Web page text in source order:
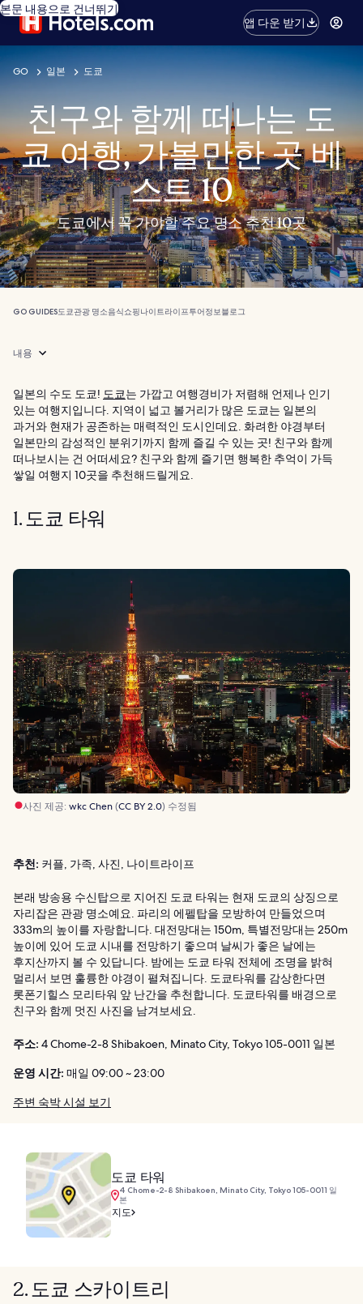
본문 내용으로 건너뛰기
앱 다운 받기
GO 일본 도쿄
친구와 함께 떠나는 도
쿄 여행, 가볼만한 곳 베
스트 10
도쿄에서 꼭 가야할 주요 명소 추천 10곳
GO GUIDES도쿄관광 명소음식쇼핑나이트라이프투어정보블로그
내용
일본의 수도 도쿄! 도쿄는 가깝고 여행경비가 저렴해 언제나 인기
있는 여행지입니다. 지역이 넓고 볼거리가 많은 도쿄는 일본의
과거와 현재가 공존하는 매력적인 도시인데요. 화려한 야경부터
일본만의 감성적인 분위기까지 함께 즐길 수 있는 곳! 친구와 함께
떠나보시는 건 어떠세요? 친구와 함께 즐기면 행복한 추억이 가득
쌓일 여행지 10곳을 추천해드릴게요.
1. 도쿄 타워
사진 제공: wkc Chen(CC BY 2.0) 수정됨
추천: 커플, 가족, 사진, 나이트라이프
본래 방송용 수신탑으로 지어진 도쿄 타워는 현재 도쿄의 상징으로
자리잡은 관광 명소예요. 파리의 에펠탑을 모방하여 만들었으며
333m의 높이를 자랑합니다. 대전망대는 150m, 특별전망대는 250m
높이에 있어 도쿄 시내를 전망하기 좋으며 날씨가 좋은 날에는
후지산까지 볼 수 있답니다. 밤에는 도쿄 타워 전체에 조명을 밝혀
멀리서 보면 훌륭한 야경이 펼쳐집니다. 도쿄타워를 감상한다면
롯폰기힐스 모리타워 앞 난간을 추천합니다. 도쿄타워를 배경으로
친구와 함께 멋진 사진을 남겨보세요.
주소: 4 Chome-2-8 Shibakoen, Minato City, Tokyo 105-0011 일본
운영 시간: 매일 09:00 ~ 23:00
주변 숙박 시설 보기
도쿄 타워
4 Chome-2-8 Shibakoen, Minato City, Tokyo 105-0011 일
본
지도
2. 도쿄 스카이트리